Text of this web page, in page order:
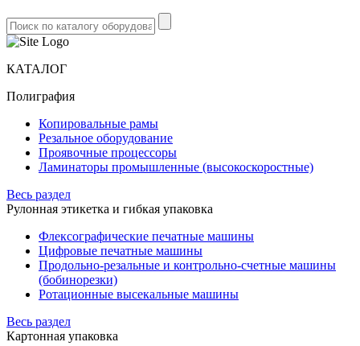
КАТАЛОГ
Полиграфия
Копировальные рамы
Резальное оборудование
Проявочные процессоры
Ламинаторы промышленные (высокоскоростные)
Весь раздел
Рулонная этикетка и гибкая упаковка
Флексографические печатные машины
Цифровые печатные машины
Продольно-резальные и контрольно-счетные машины
(бобинорезки)
Ротационные высекальные машины
Весь раздел
Картонная упаковка